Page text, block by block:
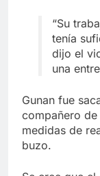
“Su
tenía
dijo el
una
Gunan fue
compañero
medidas de
buzo.